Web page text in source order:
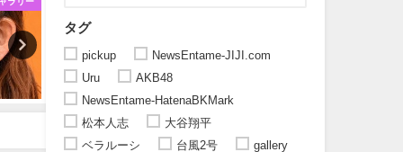
ラリー
タグ
pickup
NewsEntame-JIJI.com
Uru
AKB48
NewsEntame-HatenaBKMark
松本人志
大谷翔平
ベラルーシ
台風2号
gallery